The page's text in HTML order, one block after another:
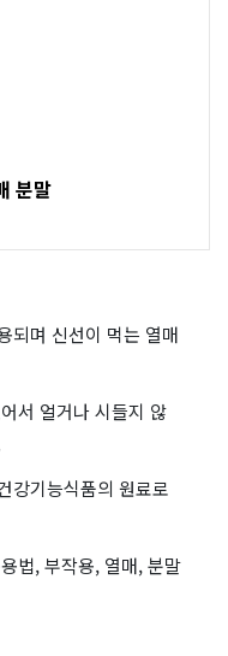
분말
되며 신선이 먹는 열매
서 얼거나 시들지 않
강기능식품의 원료로
법, 부작용, 열매, 분말